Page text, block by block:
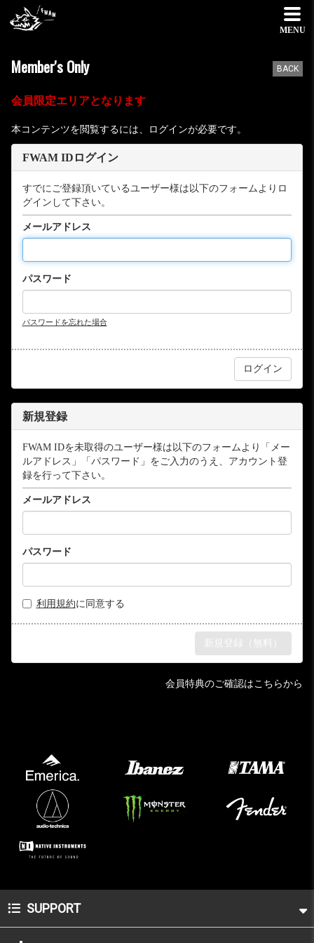
MENU
Member's Only BACK
会員限定エリアとなります
本コンテンツを閲覧するには、ログインが必要です。
FWAM IDログイン
すでにご登録頂いているユーザー様は以下のフォームよりロ
グインして下さい。
メールアドレス
パスワード
パスワードを忘れた場合
新規登録
FWAM IDを未取得のユーザー様は以下のフォームより「メー
ルアドレス」「パスワード」をご入力のうえ、アカウント登
録を行って下さい。
メールアドレス
パスワード
利用規約に同意する
会員特典のご確認はこちらから
SUPPORT